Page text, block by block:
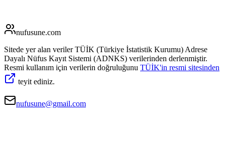
nufusune.com
Sitede yer alan veriler TÜİK (Türkiye İstatistik Kurumu) Adrese
Dayalı Nüfus Kayıt Sistemi (ADNKS) verilerinden derlenmiştir.
Resmi kullanım için verilerin doğruluğunu TÜİK'in resmi sitesinden
teyit ediniz.
nufusune@gmail.com